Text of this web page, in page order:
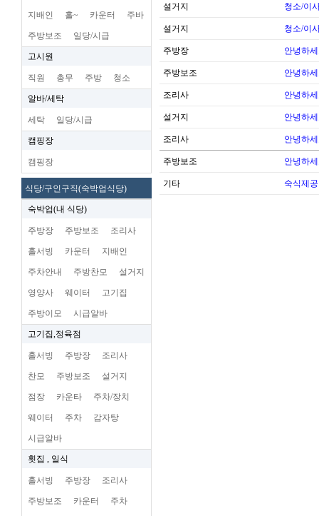
지배인 홀~ 카운터 주바
주방보조 일당/시급
고시원
직원 총무 주방 청소
알바/세탁
세탁 일당/시급
캠핑장
캠핑장
식당/구인구직(숙박업식당)
숙박업(내 식당)
주방장 주방보조 조리사
홀서빙 카운터 지배인
주차안내 주방찬모 설거지
영양사 웨이터 고기집
주방이모 시급알바
고기집,정육점
홀서빙 주방장 조리사
찬모 주방보조 설거지
점장 카운타 주차/장치
웨이터 주차 감자탕
시급알바
횟집 , 일식
홀서빙 주방장 조리사
주방보조 카운터 주차
설거지 청소/이
설거지 청소/이
주방장 안녕하
주방보조 안녕하
조리사 안녕하
설거지 안녕하
조리사 안녕하
주방보조 안녕하
기타 숙식제